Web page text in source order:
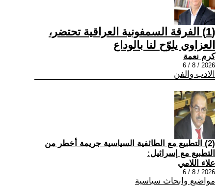
(1) الفرقة السمفونية العراقية تحتضر،
العزاوي يلوّح لنا بالوداع
كرم نعمة
2026 / 8 / 6
الادب والفن
(2) التطبيع مع الطائفية السياسية جريمة أخطر من
التطبيع مع إسرائيل:
علاء اللامي
2026 / 8 / 6
مواضيع وابحاث سياسية